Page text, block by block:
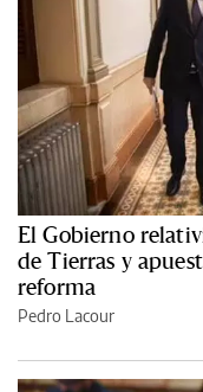
El Gobierno
de Tierras y
reforma
Pedro Lacour